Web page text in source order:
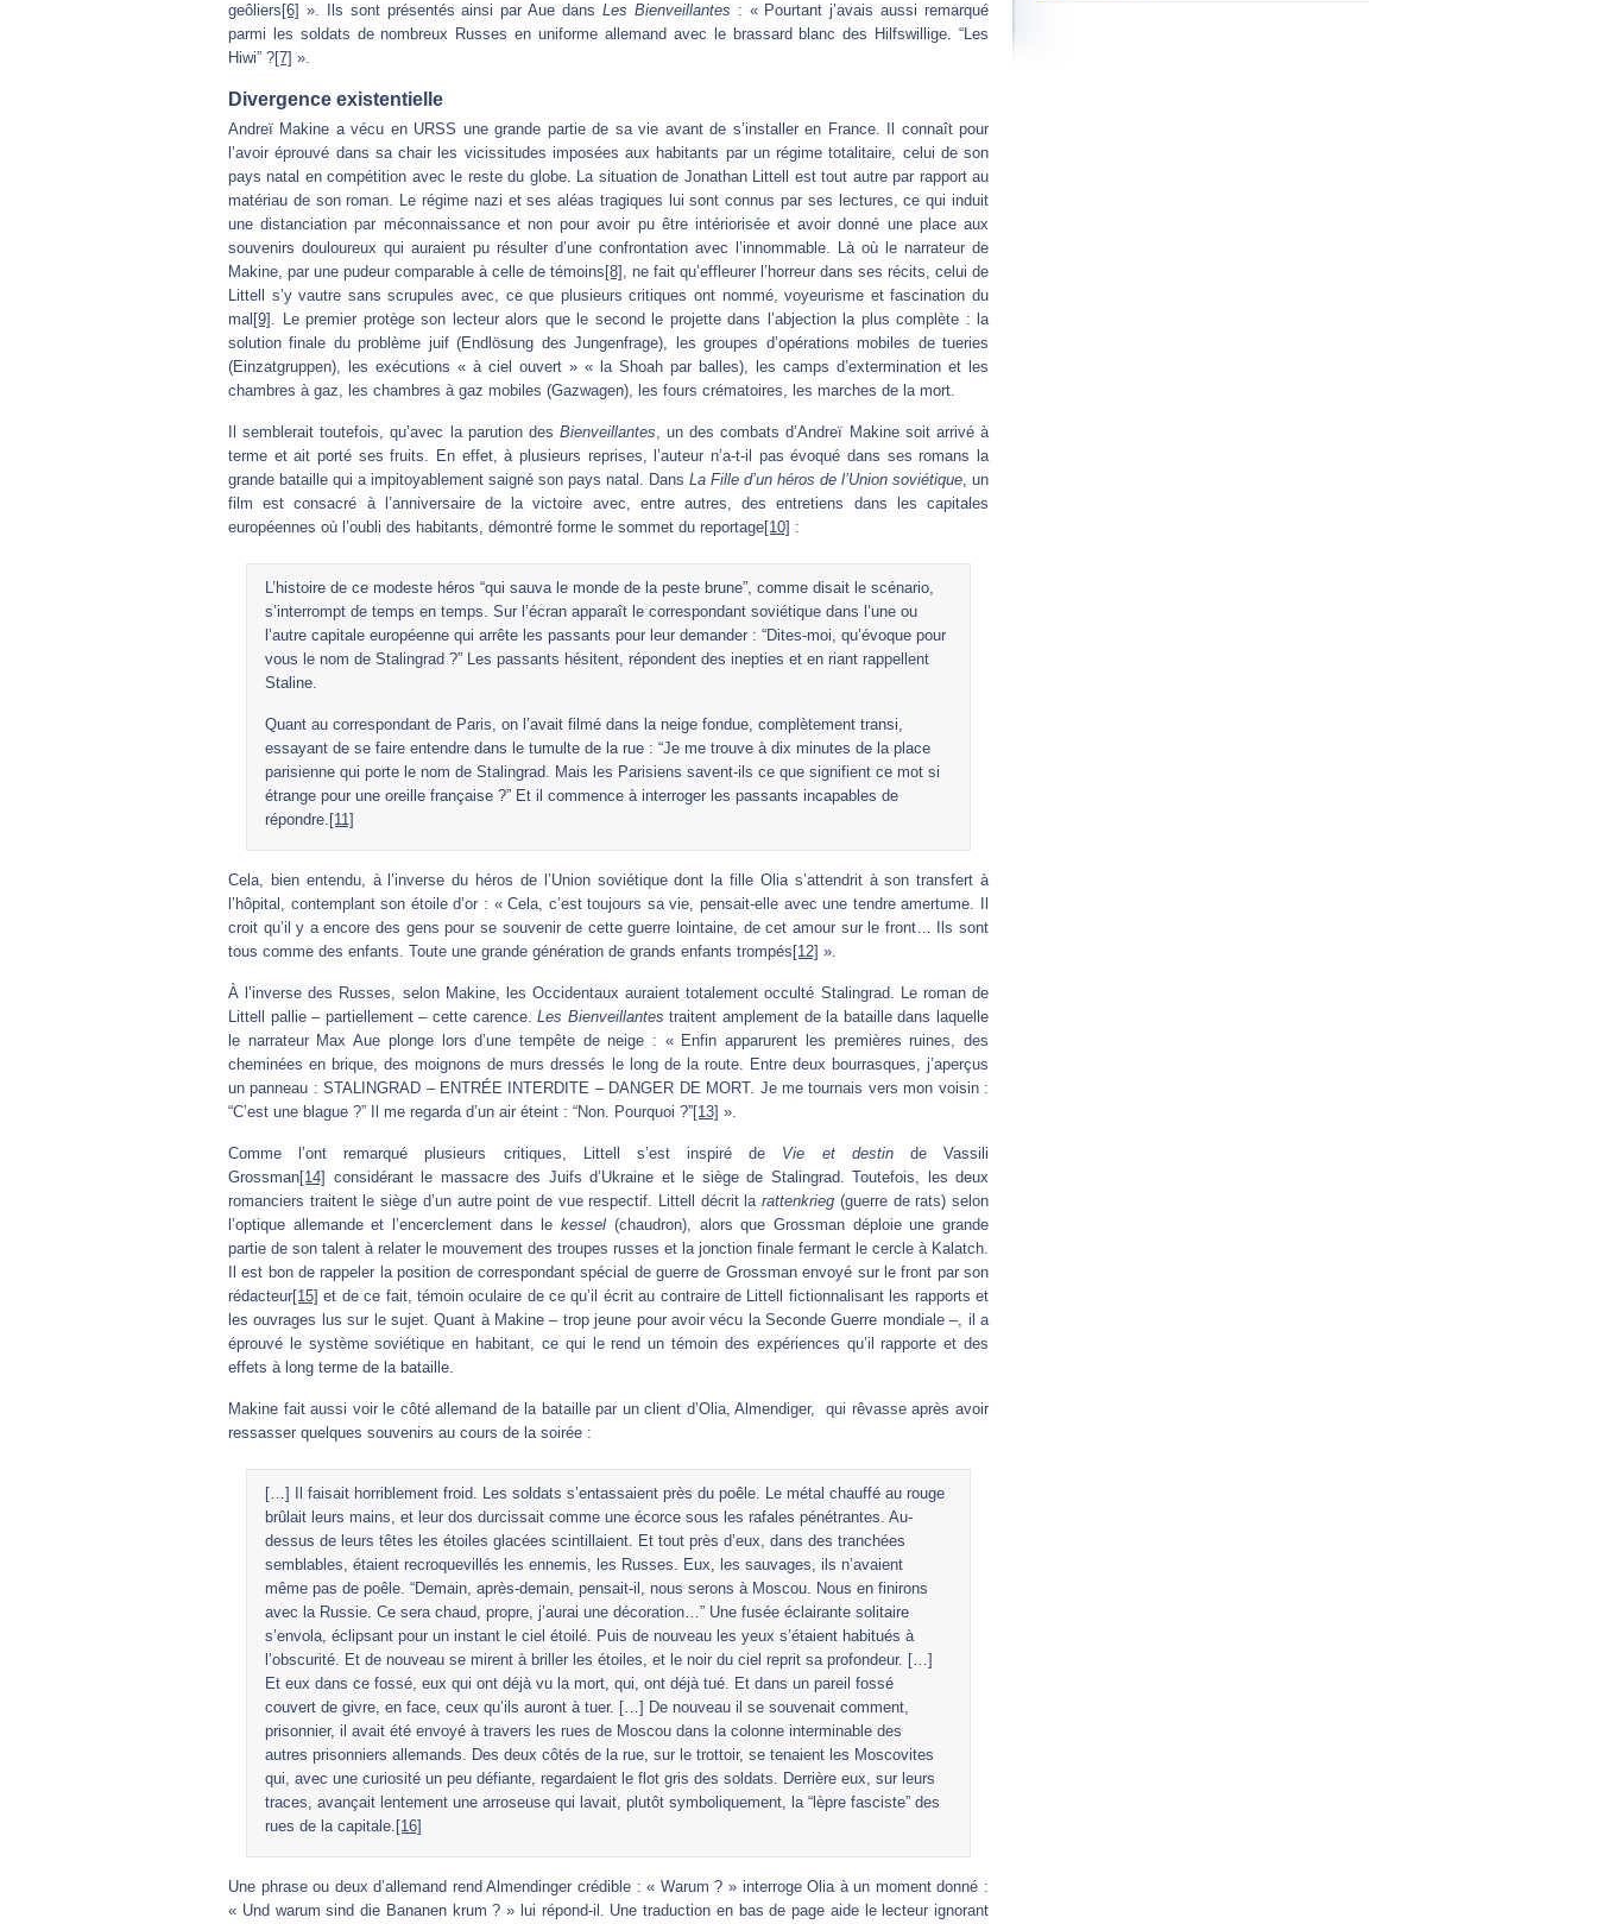
geôliers [6] ». Ils sont présentés ainsi par Aue dans Les Bienveillantes : « Pourtant j’avais aussi remarqué
parmi les soldats de nombreux Russes en uniforme allemand avec le brassard blanc des Hilfswillige. “Les
Hiwi” ?[7] ».
Divergence existentielle
Andreï Makine a vécu en URSS une grande partie de sa vie avant de s’installer en France. Il connaît pour
l’avoir éprouvé dans sa chair les vicissitudes imposées aux habitants par un régime totalitaire, celui de son
pays natal en compétition avec le reste du globe. La situation de Jonathan Littell est tout autre par rapport au
matériau de son roman. Le régime nazi et ses aléas tragiques lui sont connus par ses lectures, ce qui induit
une distanciation par méconnaissance et non pour avoir pu être intériorisée et avoir donné une place aux
souvenirs douloureux qui auraient pu résulter d’une confrontation avec l’innommable. Là où le narrateur de
Makine, par une pudeur comparable à celle de témoins [8] , ne fait qu’effleurer l’horreur dans ses récits, celui de
Littell s’y vautre sans scrupules avec, ce que plusieurs critiques ont nommé, voyeurisme et fascination du
mal [9] . Le premier protège son lecteur alors que le second le projette dans l’abjection la plus complète : la
solution finale du problème juif (Endlösung des Jungenfrage), les groupes d’opérations mobiles de tueries
(Einzatgruppen), les exécutions « à ciel ouvert » « la Shoah par balles), les camps d’extermination et les
chambres à gaz, les chambres à gaz mobiles (Gazwagen), les fours crématoires, les marches de la mort.
Il semblerait toutefois, qu’avec la parution des Bienveillantes, un des combats d’Andreï Makine soit arrivé à
terme et ait porté ses fruits. En effet, à plusieurs reprises, l’auteur n’a-t-il pas évoqué dans ses romans la
grande bataille qui a impitoyablement saigné son pays natal. Dans La Fille d’un héros de l’Union soviétique, un
film est consacré à l’anniversaire de la victoire avec, entre autres, des entretiens dans les capitales
européennes où l’oubli des habitants, démontré forme le sommet du reportage[10] :
L’histoire de ce modeste héros “qui sauva le monde de la peste brune”, comme disait le scénario,
s’interrompt de temps en temps. Sur l’écran apparaît le correspondant soviétique dans l’une ou
l’autre capitale européenne qui arrête les passants pour leur demander : “Dites-moi, qu’évoque pour
vous le nom de Stalingrad ?” Les passants hésitent, répondent des inepties et en riant rappellent
Staline.
Quant au correspondant de Paris, on l’avait filmé dans la neige fondue, complètement transi,
essayant de se faire entendre dans le tumulte de la rue : “Je me trouve à dix minutes de la place
parisienne qui porte le nom de Stalingrad. Mais les Parisiens savent-ils ce que signifient ce mot si
étrange pour une oreille française ?” Et il commence à interroger les passants incapables de
répondre. [11]
Cela, bien entendu, à l’inverse du héros de l’Union soviétique dont la fille Olia s’attendrit à son transfert à
l’hôpital, contemplant son étoile d’or : « Cela, c’est toujours sa vie, pensait-elle avec une tendre amertume. Il
croit qu’il y a encore des gens pour se souvenir de cette guerre lointaine, de cet amour sur le front… Ils sont
tous comme des enfants. Toute une grande génération de grands enfants trompés [12] ».
À l’inverse des Russes, selon Makine, les Occidentaux auraient totalement occulté Stalingrad. Le roman de
Littell pallie – partiellement – cette carence.Les Bienveillantes traitent amplement de la bataille dans laquelle
le narrateur Max Aue plonge lors d’une tempête de neige : « Enfin apparurent les premières ruines, des
cheminées en brique, des moignons de murs dressés le long de la route. Entre deux bourrasques, j’aperçus
un panneau : STALINGRAD – ENTRÉE INTERDITE – DANGER DE MORT. Je me tournais vers mon voisin :
“C’est une blague ?” Il me regarda d’un air éteint : “Non. Pourquoi ?”[13] ».
Comme l’ont remarqué plusieurs critiques, Littell s’est inspiré de Vie et destinde Vassili
Grossman[14] considérant le massacre des Juifs d’Ukraine et le siège de Stalingrad. Toutefois, les deux
romanciers traitent le siège d’un autre point de vue respectif. Littell décrit larattenkrieg (guerre de rats) selon
l’optique allemande et l’encerclement dans lekessel (chaudron), alors que Grossman déploie une grande
partie de son talent à relater le mouvement des troupes russes et la jonction finale fermant le cercle à Kalatch.
Il est bon de rappeler la position de correspondant spécial de guerre de Grossman envoyé sur le front par son
rédacteur[15] et de ce fait, témoin oculaire de ce qu’il écrit au contraire de Littell fictionnalisant les rapports et
les ouvrages lus sur le sujet. Quant à Makine – trop jeune pour avoir vécu la Seconde Guerre mondiale –, il a
éprouvé le système soviétique en habitant, ce qui le rend un témoin des expériences qu’il rapporte et des
effets à long terme de la bataille.
Makine fait aussi voir le côté allemand de la bataille par un client d’Olia, Almendiger, qui rêvasse après avoir
ressasser quelques souvenirs au cours de la soirée :
[…] Il faisait horriblement froid. Les soldats s’entassaient près du poêle. Le métal chauffé au rouge
brûlait leurs mains, et leur dos durcissait comme une écorce sous les rafales pénétrantes. Au-
dessus de leurs têtes les étoiles glacées scintillaient. Et tout près d’eux, dans des tranchées
semblables, étaient recroquevillés les ennemis, les Russes. Eux, les sauvages, ils n’avaient
même pas de poêle. “Demain, après-demain, pensait-il, nous serons à Moscou. Nous en finirons
avec la Russie. Ce sera chaud, propre, j’aurai une décoration…” Une fusée éclairante solitaire
s’envola, éclipsant pour un instant le ciel étoilé. Puis de nouveau les yeux s’étaient habitués à
l’obscurité. Et de nouveau se mirent à briller les étoiles, et le noir du ciel reprit sa profondeur. […]
Et eux dans ce fossé, eux qui ont déjà vu la mort, qui, ont déjà tué. Et dans un pareil fossé
couvert de givre, en face, ceux qu’ils auront à tuer. […] De nouveau il se souvenait comment,
prisonnier, il avait été envoyé à travers les rues de Moscou dans la colonne interminable des
autres prisonniers allemands. Des deux côtés de la rue, sur le trottoir, se tenaient les Moscovites
qui, avec une curiosité un peu défiante, regardaient le flot gris des soldats. Derrière eux, sur leurs
traces, avançait lentement une arroseuse qui lavait, plutôt symboliquement, la “lèpre fasciste” des
rues de la capitale. [16]
Une phrase ou deux d’allemand rend Almendinger crédible : « Warum ? » interroge Olia à un moment donné :
« Und warum sind die Bananen krum ? » lui répond-il. Une traduction en bas de page aide le lecteur ignorant